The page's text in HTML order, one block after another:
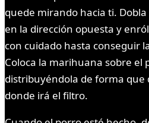
quede mirando hacia ti.
en la dirección opuesta y
con cuidado hasta conseguir
Coloca la marihuana sobre el
distribuyéndola de forma que
donde irá el filtro.